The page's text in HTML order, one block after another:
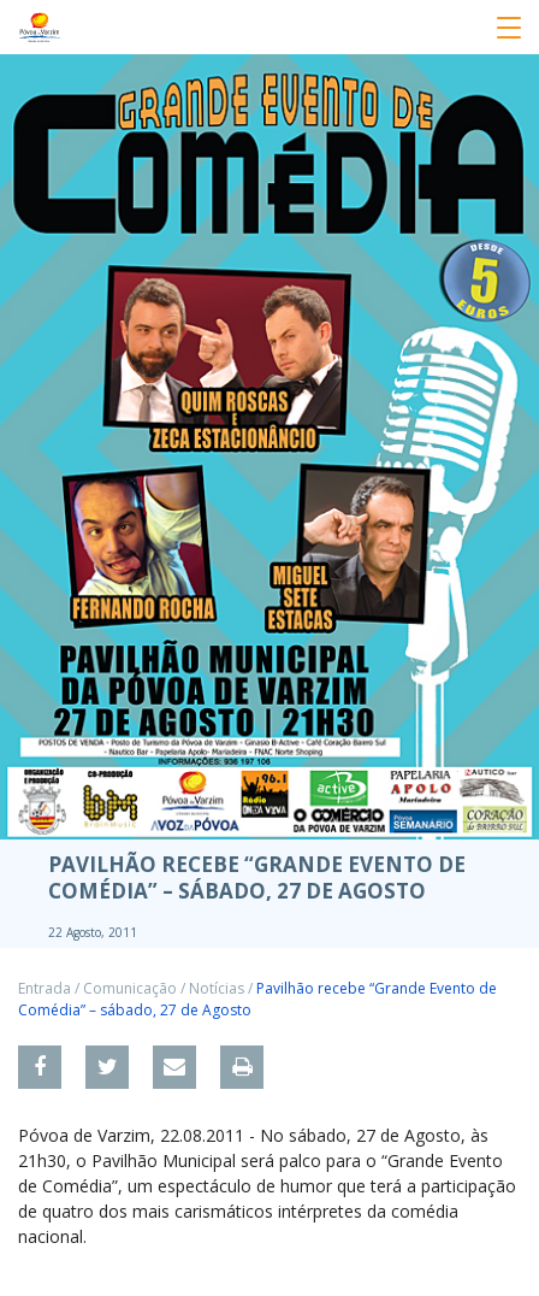
PAVILHÃO RECEBE “GRANDE EVENTO DE
COMÉDIA” – SÁBADO, 27 DE AGOSTO
22 Agosto, 2011
Entrada / Comunicação / Notícias/Pavilhão recebe “Grande Evento de
Comédia” – sábado, 27 de Agosto
Póvoa de Varzim, 22.08.2011 - No sábado, 27 de Agosto, às
21h30, o Pavilhão Municipal será palco para o “Grande Evento
de Comédia”, um espectáculo de humor que terá a participação
de quatro dos mais carismáticos intérpretes da comédia
nacional.